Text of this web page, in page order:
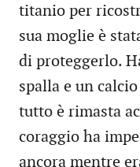
titanio per
sua moglie è
di proteggerlo.
spalla e un
tutto è rimasta
coraggio ha
ancora mentre